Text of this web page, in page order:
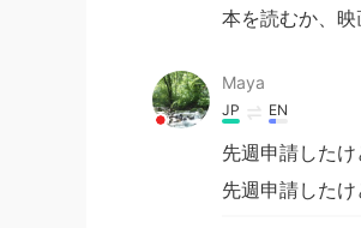
本を読むか、映
Maya
JP EN
先週申請した
先週申請した